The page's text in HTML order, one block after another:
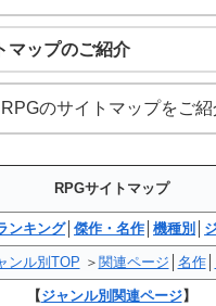
マップのご紹介
RPGのサイトマップをご紹
RPGサイトマップ
ンキング│ 傑作・名作 機種別
ンル別TOP ＞ 関連ページ 名作│
【ジャンル別関連ページ】